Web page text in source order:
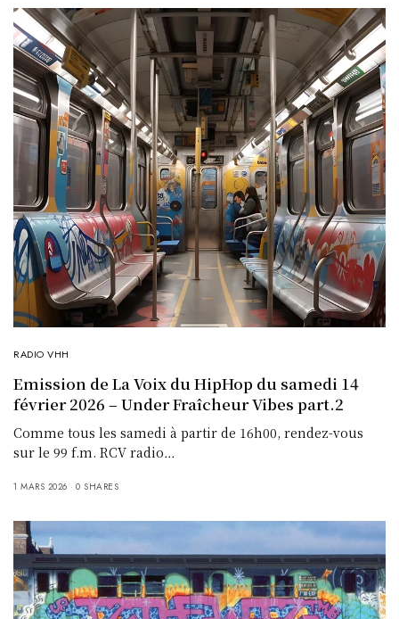
RADIO VHH
Emission de La Voix du HipHop du samedi 14
février 2026 – Under Fraîcheur Vibes part.2
Comme tous les samedi à partir de 16h00, rendez-vous
sur le 99 f.m. RCV radio…
1 MARS 2026 0 SHARES